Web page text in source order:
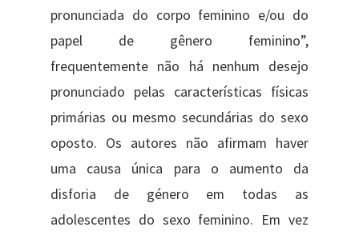
pronunciada do corpo feminino e/ou do
papel de gênero feminino”,
frequentemente não há nenhum desejo
pronunciado pelas características físicas
primárias ou mesmo secundárias do sexo
oposto. Os autores não afirmam haver
uma causa única para o aumento da
disforia de género em todas as
adolescentes do sexo feminino. Em vez